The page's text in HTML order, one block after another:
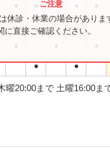
●
● ●
休診・休業の場合がありま
に直接ご確認ください。
曜20:00まで 土曜16:00ま